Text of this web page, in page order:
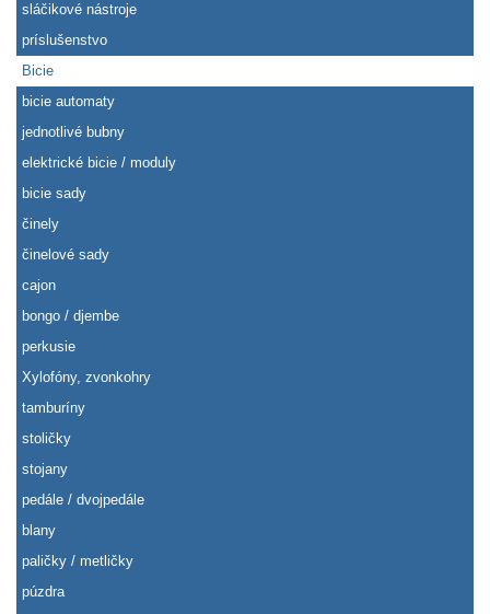
sláčikové nástroje
príslušenstvo
Bicie
bicie automaty
jednotlivé bubny
elektrické bicie / moduly
bicie sady
činely
činelové sady
cajon
bongo / djembe
perkusie
Xylofóny, zvonkohry
tamburíny
stoličky
stojany
pedále / dvojpedále
blany
paličky / metličky
púzdra